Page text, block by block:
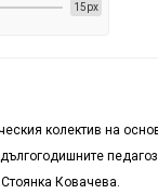
15px
колектив на
Ковачева.